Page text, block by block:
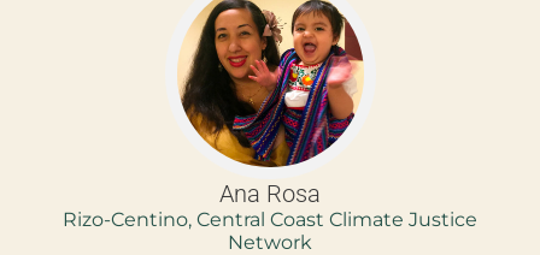
Ana Rosa
Rizo-Centino, Central Coast Climate Justice
Network